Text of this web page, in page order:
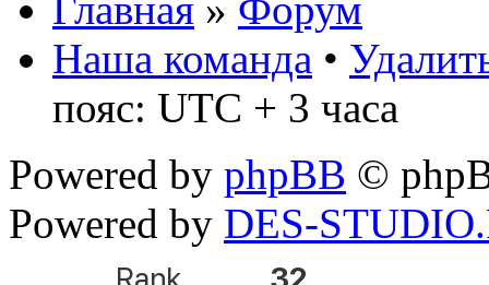
Наша команда •
пояс: UTC + 3 часа
Powered by phpBB ©
Powered by DES-